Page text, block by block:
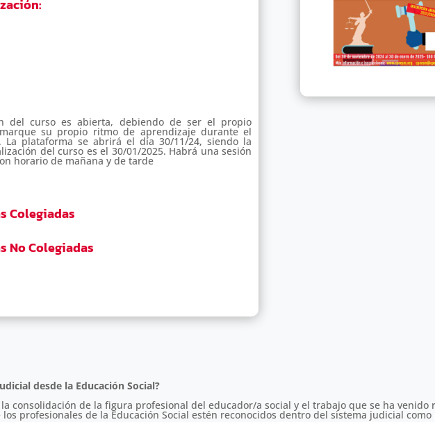
del curso es abierta, debiendo de ser el propio
su propio ritmo de aprendizaje durante el
La plataforma se abrirá el día 30/11/24, siendo la
del curso es el 30/01/2025. Habrá una sesión
horario de mañana y de tarde
Colegiadas
No Colegiadas
desde la Educación Social?
consolidación de la figura profesional del educador/a social y el trabajo que se ha venido
profesionales de la Educación Social estén reconocidos dentro del sistema judicial como